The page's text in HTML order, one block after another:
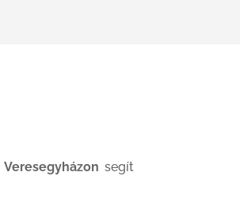
Veresegyházon segít